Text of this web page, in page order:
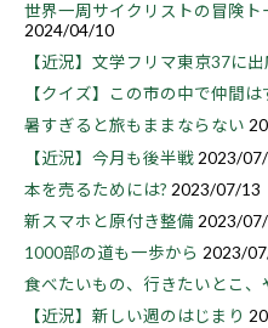
世界一周サイクリストの冒険
2024/04/10
【近況】文学フリマ東京37に
【クイズ】この市の中で仲間
暑すぎると旅もままならない
【近況】今月も後半戦 2023/
本を売るためには? 2023/07/13
新スマホと原付き整備 2023/
1000部の道も一歩から 2023/
食べたいもの、行きたいとこ、
【近況】新しい週のはじまり